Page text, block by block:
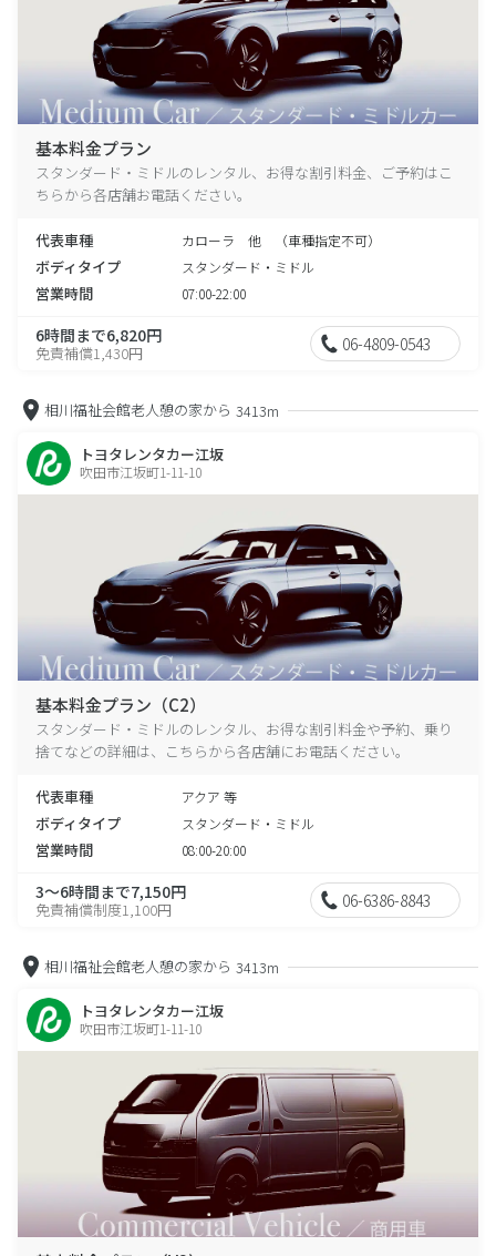
基本料金プラン
スタンダード・ミドルのレンタル、お得な割引料金、ご予約はこ
ちらから各店舗お電話ください。
代表車種 カローラ 他 （車種指定不可）
ボディタイプ スタンダード・ミドル
営業時間 07:00-22:00
6時間まで6,820円
免責補償1,430円 06-4809-0543
相川福祉会館老人憩の家から 3413m
トヨタレンタカー江坂
吹田市江坂町1-11-10
基本料金プラン（C2）
スタンダード・ミドルのレンタル、お得な割引料金や予約、乗り
捨てなどの詳細は、こちらから各店舗にお電話ください。
代表車種 アクア 等
ボディタイプ スタンダード・ミドル
営業時間 08:00-20:00
3～6時間まで7,150円
免責補償制度1,100円 06-6386-8843
相川福祉会館老人憩の家から 3413m
トヨタレンタカー江坂
吹田市江坂町1-11-10